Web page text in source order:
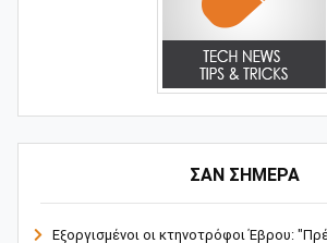
ΣΑΝ ΣΗΜΕΡΑ
Εξοργισμένοι οι κτηνοτρόφοι Έβρου: